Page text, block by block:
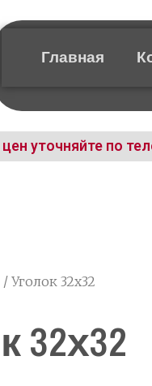
Главная
уточняйте по
/ Уголок 32х32
32х32